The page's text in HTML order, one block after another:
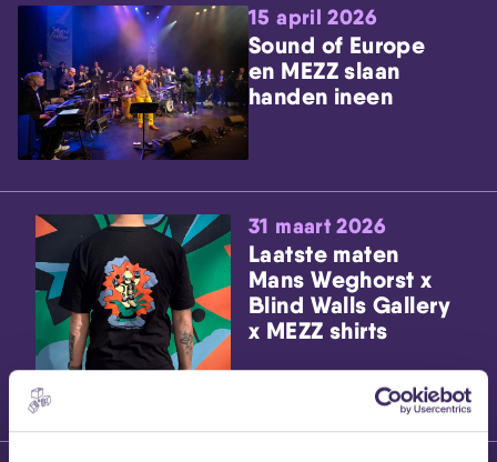
15 april 2026
Sound of Europe
en MEZZ slaan
handen ineen
31 maart 2026
Laatste maten
Mans Weghorst x
Blind Walls Gallery
x MEZZ shirts